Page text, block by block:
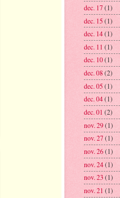
dec. 17(1)
dec. 15 (1)
dec. 14(1)
dec. 11 (1)
dec. 10(1)
dec. 08 (2)
dec. 05 (1)
dec. 04(1)
dec. 01 (2)
nov. 29(1)
nov. 27 (1)
nov. 26(1)
nov. 24(1)
nov. 23 (1)
nov. 21 (1)